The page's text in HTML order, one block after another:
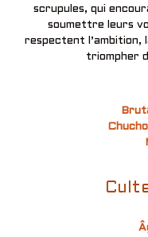
scrupules, qui
soumettre leurs
respectent l’ambition,
triompher